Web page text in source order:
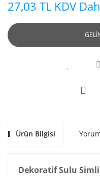
27,03 TL KDV
Ürün Bilgisi
Dekoratif Sulu